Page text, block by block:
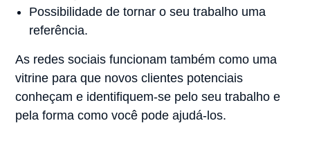
Possibilidade de tornar o seu trabalho uma
referência.⠀
As redes sociais funcionam também como uma
vitrine para que novos clientes potenciais
conheçam e identifiquem-se pelo seu trabalho e
pela forma como você pode ajudá-los.⠀